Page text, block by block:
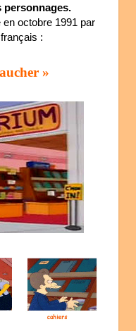
personnages.
octobre 1991 par
:
»